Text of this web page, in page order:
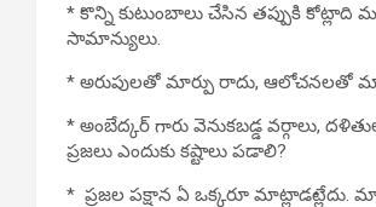
* కొన్ని కుటుంబాలు చేసిన తప్పుకి కోట్లాది
సామాన్యులు.
* అరుపులతో మార్పు రాదు, ఆలోచనలతో
* అంబేద్కర్ గారు వెనుకబడ్డ వర్గాలు,
ప్రజలు ఎందుకు కష్టాలు పడాలి?
* ప్రజల పక్షాన ఏ ఒక్కరూ మాట్లాడట్లేదు.